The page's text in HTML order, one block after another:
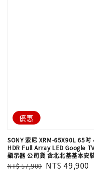
優惠
SONY 索尼 XRM-65X90L 65吋
HDR Full Array LED Google
顯示器 公司貨 含北北基基本安
Regular
NT$ 57,900 Sale
NT$ 49,900